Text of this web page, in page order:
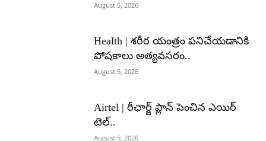
August 5, 2026
Health | శరీర యంత్రం పనిచేయడానికి
పోషకాలు అత్యవసరం..
August 5, 2026
Airtel | రీఛార్జ్ ప్లాన్ పెంచిన ఎయిర్
టెల్..
August 5, 2026